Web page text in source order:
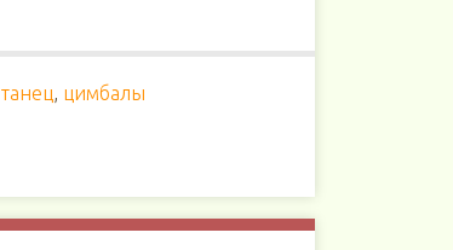
танец, цимбалы